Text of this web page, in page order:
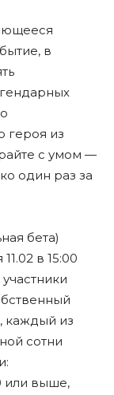
в
героя из
с умом —
один раз за
бета)
в 15:00
каждый из
сотни
или выше,